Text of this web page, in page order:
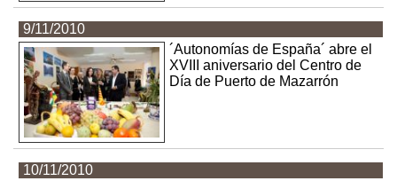
9/11/2010
´Autonomías de España´ abre el
XVIII aniversario del Centro de
Día de Puerto de Mazarrón
10/11/2010